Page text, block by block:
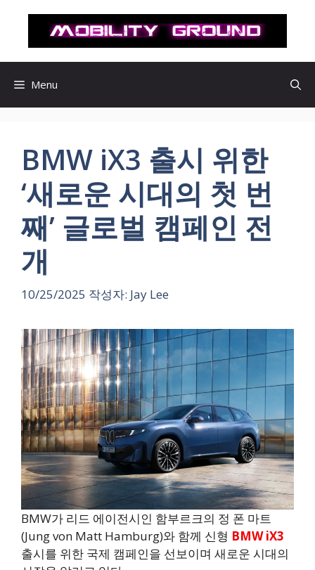
로
Menu
BMW iX3 출시 위한
‘새로운 시대의 첫 번
째’ 글로벌 캠페인 전
개
10/25/2025 작성자: Jay Lee
BMW가 리드 에이전시인 함부르크의 정 폰 마트
(Jung von Matt Hamburg)와 함께 신형 BMW iX3
출시를 위한 국제 캠페인을 선보이며 새로운 시대의